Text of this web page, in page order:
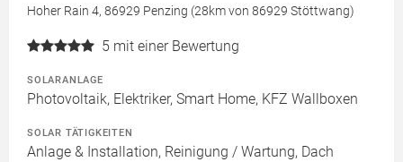
Hoher Rain 4, 86929 Penzing (28km von 86929 Stöttwang)
5 mit einer Bewertung
SOLARANLAGE
Photovoltaik, Elektriker, Smart Home, KFZ Wallboxen
SOLAR TÄTIGKEITEN
Anlage & Installation, Reinigung / Wartung, Dach